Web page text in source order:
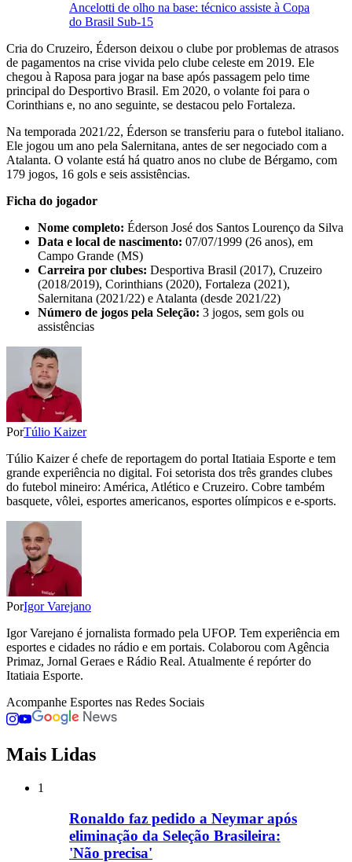
Ancelotti de olho na base: técnico assiste à Copa
do Brasil Sub-15
Cria do Cruzeiro, Éderson deixou o clube por problemas de atrasos
de pagamentos na crise vivida pelo clube celeste em 2019. Ele
chegou à Raposa para jogar na base após passagem pelo time
principal do Desportivo Brasil. Em 2020, o volante foi para o
Corinthians e, no ano seguinte, se destacou pelo Fortaleza.
Na temporada 2021/22, Éderson se transferiu para o futebol italiano.
Ele jogou um ano pela Salernitana, antes de ser negociado com a
Atalanta. O volante está há quatro anos no clube de Bérgamo, com
179 jogos, 16 gols e seis assistências.
Ficha do jogador
Nome completo: Éderson José dos Santos Lourenço da Silva
Data e local de nascimento: 07/07/1999 (26 anos), em
Campo Grande (MS)
Carreira por clubes: Desportiva Brasil (2017), Cruzeiro
(2018/2019), Corinthians (2020), Fortaleza (2021),
Salernitana (2021/22) e Atalanta (desde 2021/22)
Número de jogos pela Seleção: 3 jogos, sem gols ou
assistências
PorTúlio Kaizer
Túlio Kaizer é chefe de reportagem do portal Itatiaia Esporte e tem
grande experiência no digital. Foi setorista dos três grandes clubes
do futebol mineiro: América, Atlético e Cruzeiro. Cobre também
basquete, vôlei, esportes americanos, esportes olímpicos e e-sports.
PorIgor Varejano
Igor Varejano é jornalista formado pela UFOP. Tem experiência em
esportes e cidades no rádio e em portais. Colaborou com Agência
Primaz, Jornal Geraes e Rádio Real. Atualmente é repórter do
Itatiaia Esporte.
Acompanhe Esportes nas Redes Sociais
Mais Lidas
1
Ronaldo faz pedido a Neymar após
eliminação da Seleção Brasileira:
'Não precisa'